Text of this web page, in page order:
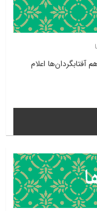
آفتابگردان‌ها اعلام